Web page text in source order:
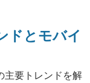
ドとモバイ
主要トレンドを解